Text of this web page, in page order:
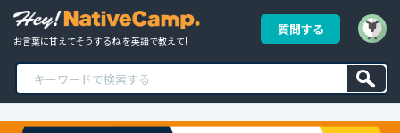
お言葉に甘えてそうするね を英語で教えて!
質問する